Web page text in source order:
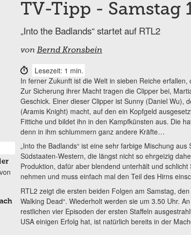
TV-Tipp - Samstag
„Into the Badlands“ startet auf RTL2
von Bernd Kronsbein
Lesezeit: 1 min.
In ferner Zukunft ist die Welt in sieben Reiche
Zur Sicherung ihrer Macht tragen die Clipper bei,
Geschick. Einer dieser Clipper ist Sunny (Daniel Wu),
(Aramis Knight) macht, auf den ein Kopfgeld
Fittiche und bildet ihn in den Kampfkünsten aus. Die
denn in ihm schlummern ganz andere Kräfte…
„Into the Badlands“ ist eine sehr farbige Mischung
Südstaaten-Western, die längst nicht so ehrgeizig
Produktion, dafür aber blendend unterhält und
nehmen und muss einfach mal den Teil des Hirns
RTL2 zeigt die ersten beiden Folgen am Samstag,
Walking Dead“. Wiederholt werden sie um 3.50 Uhr.
restlichen vier Episoden der ersten Staffeln
USA einigen Erfolg hat, ist natürlich bereits in der